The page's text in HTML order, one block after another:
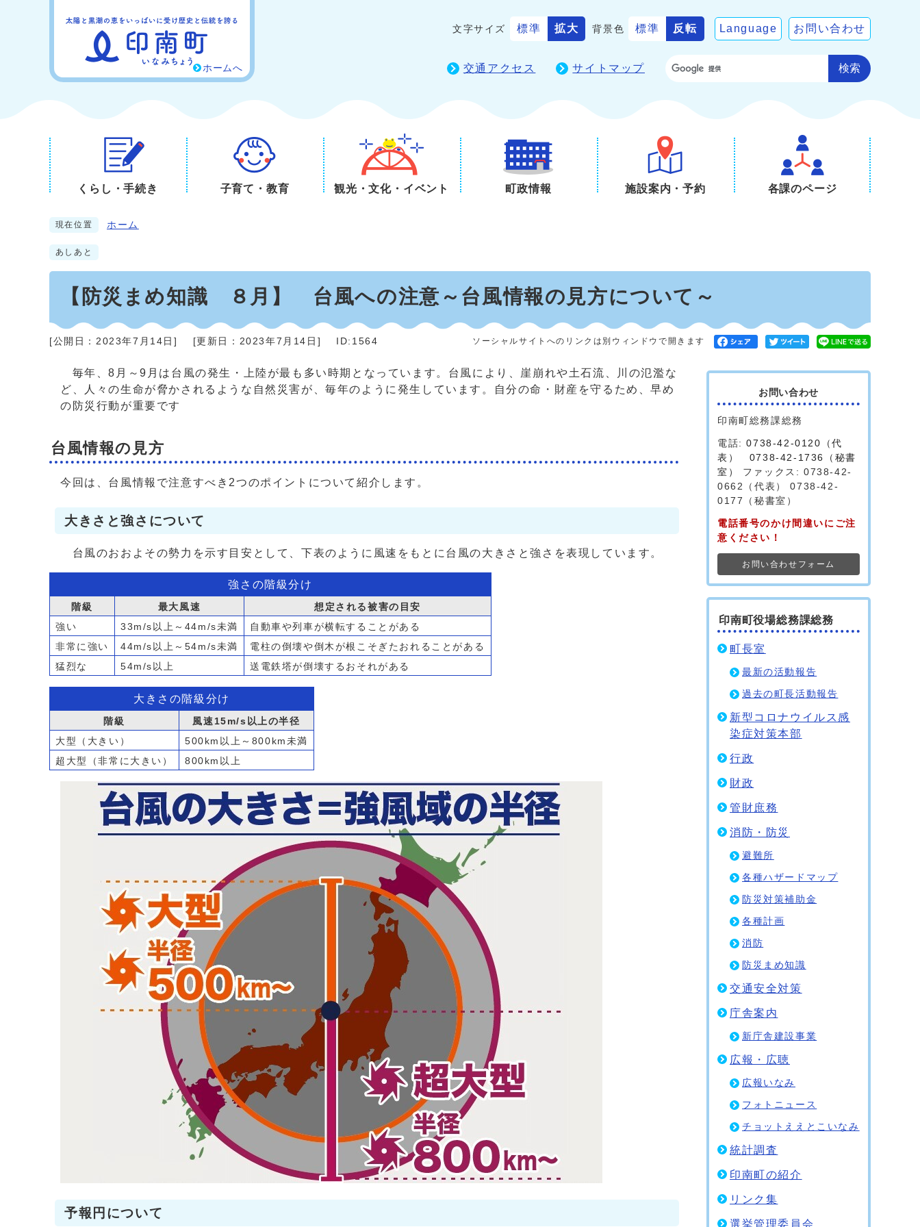
ホームへ
文字サイズ 標準 拡大 背景色 標準 反転 Language お問い合わせ
交通アクセス サイトマップ 検索
くらし・手続き 子育て・教育 観光・文化・イベント 町政情報 施設案内・予約 各課のページ
現在位置 ホーム
あしあと
【防災まめ知識 ８月】 台風への注意～台風情報の見方について～
[公開日： 2023年7月14日 ] [更新日： 2023年7月14日 ] ID:1564 ソーシャルサイトへのリンクは別ウィンドウで開きます
毎年、8月～9月は台風の発生・上陸が最も多い時期となっています。台風により、崖崩れや土石流、川の氾濫な
ど、人々の生命が脅かされるような自然災害が、毎年のように発生しています。自分の命・財産を守るため、早め
の防災行動が重要です
台風情報の見方
今回は、台風情報で注意すべき2つのポイントについて紹介します。
大きさと強さについて
台風のおおよその勢力を示す目安として、下表のように風速をもとに台風の大きさと強さを表現しています。
強さの階級分け
階級 最大風速
想定される被害の目安
強い
33m/s以上～44m/s未満
自動車や列車が横転することがある
非常に強い
44m/s以上～54m/s未満
電柱の倒壊や倒木が根こそぎたおれることがある
猛烈な
54m/s以上 送電鉄塔が倒壊するおそれがある
大きさの階級分け
階級
風速15m/s以上の半径
大型（大きい）
500km以上～800km未満
超大型（非常に大きい）
800km以上
予報円について
お問い合わせ
印南町総務課総務
電話:0738-42-0120（代
表） 0738-42-1736（秘書
室）
ファックス: 0738-42-
0662（代表） 0738-42-
0177（秘書室）
電話番号のかけ間違いにご注
意ください！
お問い合わせフォーム
印南町役場総務課総務
町長室
最新の活動報告
過去の町長活動報告
新型コロナウイルス感
染症対策本部
行政
財政
管財庶務
消防・防災
避難所
各種ハザードマップ
防災対策補助金
各種計画
消防
防災まめ知識
交通安全対策
庁舎案内
新庁舎建設事業
広報・広聴
広報いなみ
フォトニュース
チョットええとこいなみ
統計調査
印南町の紹介
リンク集
選挙管理委員会